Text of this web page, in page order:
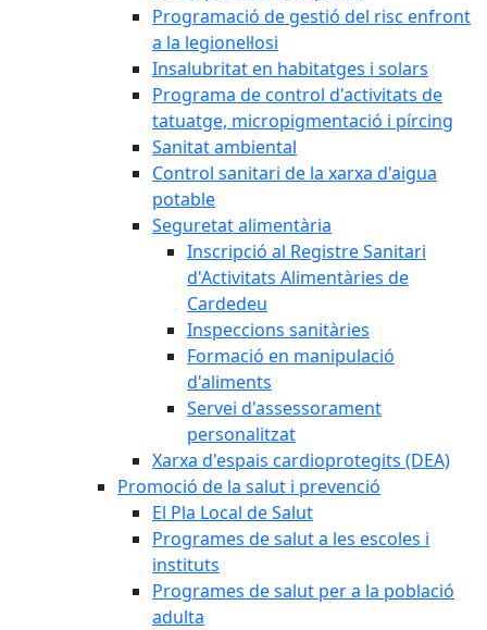
Programació de gestió del risc enfront
a la legionel·losi
Insalubritat en habitatges i solars
Programa de control d'activitats de
tatuatge, micropigmentació i pírcing
Sanitat ambiental
Control sanitari de la xarxa d'aigua
potable
Seguretat alimentària
Inscripció al Registre Sanitari
d'Activitats Alimentàries de
Cardedeu
Inspeccions sanitàries
Formació en manipulació
d'aliments
Servei d'assessorament
personalitzat
Xarxa d'espais cardioprotegits (DEA)
Promoció de la salut i prevenció
El Pla Local de Salut
Programes de salut a les escoles i
instituts
Programes de salut per a la població
adulta